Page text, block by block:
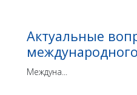
Актуальные
Междуна...